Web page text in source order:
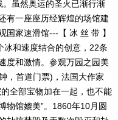
虽然奥运的圣火已渐行渐
有一座座历经辉煌的场馆建
国家速滑馆---【 冰 丝 带 】
冰和速度结合的创意，22条
度和激情。参观万园之园美
，首道门票)，法国大作家
全部宝物加在一起，也不能
物馆媲美”。1860年10月圆